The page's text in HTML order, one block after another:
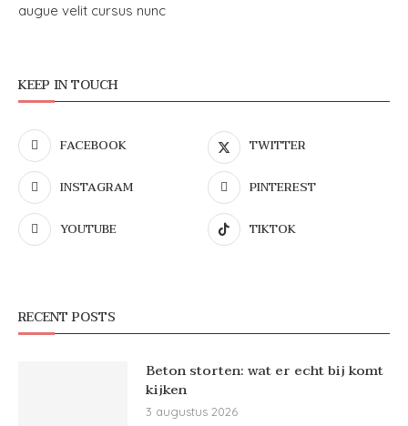
augue velit cursus nunc
KEEP IN TOUCH
FACEBOOK TWITTER
INSTAGRAM PINTEREST
YOUTUBE TIKTOK
RECENT POSTS
Beton storten: wat er echt bij komt
kijken
3 augustus 2026